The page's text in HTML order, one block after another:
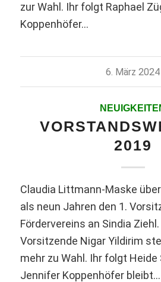
zur Wahl. Ihr folgt Raphael
Koppenhöfer…
6. März 2024
2019
Claudia Littmann-Maske
als neun Jahren den 1.
Fördervereins an Sindia
Vorsitzende Nigar Yildirim
mehr zu Wahl. Ihr folgt Heide
Jennifer Koppenhöfer bleibt…